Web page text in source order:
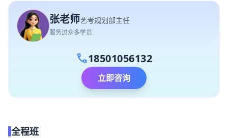
张老师艺考规划部主任
服务过众多学员
call18501056132
立即咨询
全程班